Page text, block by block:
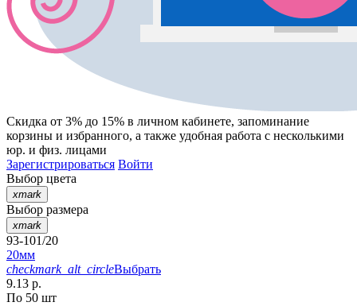
Скидка от 3% до 15% в личном кабинете, запоминание
корзины и избранного, а также удобная работа с несколькими
юр. и физ. лицами
Зарегистрироваться Войти
Выбор цвета
xmark
Выбор размера
xmark
93-101/20
20мм
checkmark_alt_circleВыбрать
9.13 р.
По 50 шт